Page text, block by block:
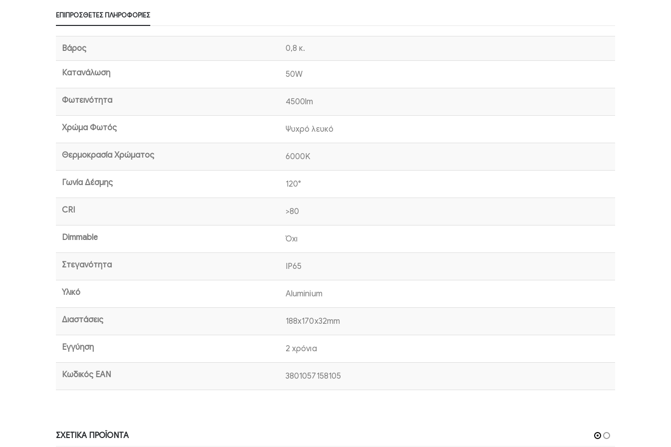
ΕΠΙΠΡΌΣΘΕΤΕΣ ΠΛΗΡΟΦΟΡΊΕΣ
Βάρος 0,8 κ.
Κατανάλωση 50W
Φωτεινότητα 4500lm
Χρώμα Φωτός Ψυχρό λευκό
Θερμοκρασία Χρώματος 6000K
Γωνία Δέσμης 120°
CRI >80
Dimmable Όχι
Στεγανότητα IP65
Υλικό Aluminium
Διαστάσεις 188x170x32mm
Εγγύηση 2 χρόνια
Κωδικός EAN 3801057158105
ΣΧΕΤΙΚΆ ΠΡΟΪΌΝΤΑ